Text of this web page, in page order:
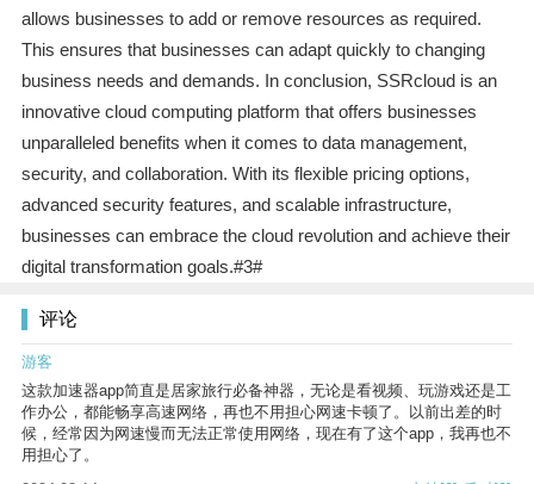
allows businesses to add or remove resources as required.
This ensures that businesses can adapt quickly to changing
business needs and demands. In conclusion, SSRcloud is an
innovative cloud computing platform that offers businesses
unparalleled benefits when it comes to data management,
security, and collaboration. With its flexible pricing options,
advanced security features, and scalable infrastructure,
businesses can embrace the cloud revolution and achieve their
digital transformation goals.#3#
评论
游客
这款加速器app简直是居家旅行必备神器，无论是看视频、玩游戏还是工
作办公，都能畅享高速网络，再也不用担心网速卡顿了。以前出差的时
候，经常因为网速慢而无法正常使用网络，现在有了这个app，我再也不
用担心了。